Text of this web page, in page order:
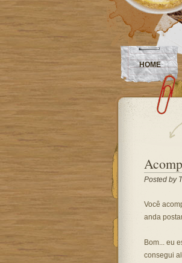
HOME
Posted by
Você
anda
Bom... eu
consegui